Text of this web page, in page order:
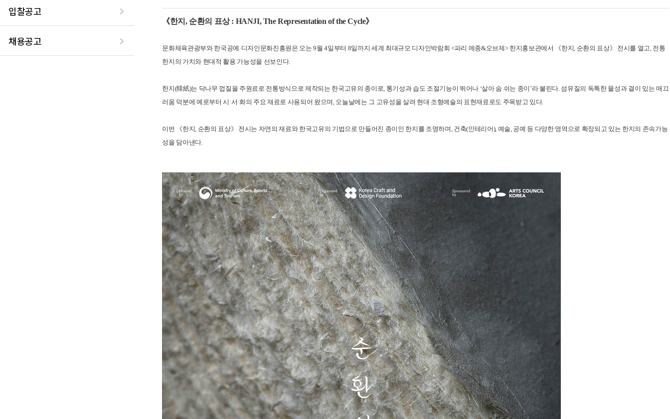
입찰공고
채용공고
《한지, 순환의 표상 : HANJI, The Representation of the Cycle》
문화체육관광부와 한국공예·디자인문화진흥원은 오는 9월 4일부터 8일까지 세계 최대규모 디자인박람회 <파리 메종&오브제> 한지홍보관에서 《한지, 순환의 표상》 전시를 열고, 전통
한지의 가치와 현대적 활용 가능성을 선보인다.
한지(韓紙)는 닥나무 껍질을 주원료로 전통방식으로 제작되는 한국고유의 종이로, 통기성과 습도 조절기능이 뛰어나 ‘살아 숨 쉬는 종이’라 불린다. 섬유질의 독특한 물성과 결이 있는 매끄
러움 덕분에 예로부터 시·서·화의 주요 재료로 사용되어 왔으며, 오늘날에는 그 고유성을 살려 현대 조형예술의 표현재료로도 주목받고 있다.
이번 《한지, 순환의 표상》 전시는 자연의 재료와 한국고유의 기법으로 만들어진 종이인 한지를 조명하며, 건축(인테리어), 예술, 공예 등 다양한 영역으로 확장되고 있는 한지의 존속가능
성을 담아낸다.